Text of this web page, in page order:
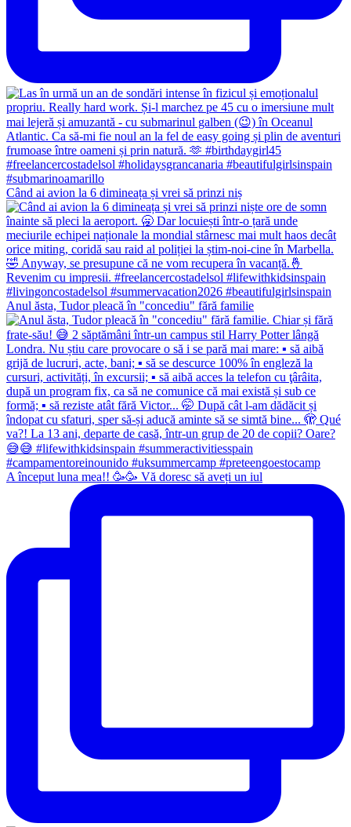
Când ai avion la 6 dimineața și vrei să prinzi niș
Anul ăsta, Tudor pleacă în "concediu" fără familie
A început luna mea!! 🥳🥳 Vă doresc să aveți un iul